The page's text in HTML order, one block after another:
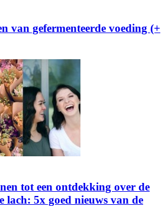
van gefermenteerde voeding (+
tot een ontdekking over de
lach: 5x goed nieuws van de